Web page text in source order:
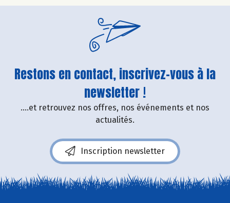
Restons en contact, inscrivez-vous à la
newsletter !
....et retrouvez nos offres, nos événements et nos
actualités.
Inscription newsletter